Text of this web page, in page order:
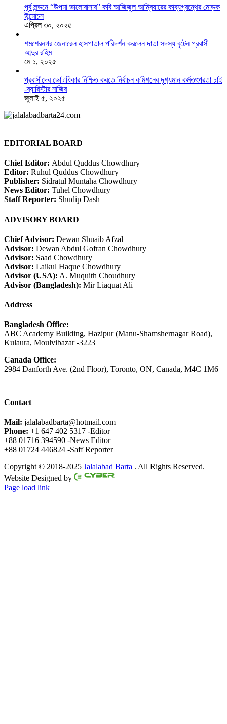
পূর্ব লন্ডনে “উপমা ভালোবাসার” কবি আজিজুল আম্বিয়ারের কাব্যগ্রন্থের মোড়ক
উন্মোচন
এপ্রিল ৩০, ২০২৫
শমশেরনগর জেনারেল হাসপাতাল পরিদর্শন করলেন দাতা সদস্য বৃটেন প্রবাসী
আব্দুর রহিম
মে ১, ২০২৫
প্রবাসীদের ভোটাধিকার নিশ্চিত করতে নির্বাচন কমিশনের দৃশ‍্যমান কর্মতৎপরতা চাই
-ব্যারিস্টার নাজির
জুলাই ৫, ২০২৫
EDITORIAL BOARD
Chief Editor: Abdul Quddus Chowdhury
Editor: Ruhul Quddus Chowdhury
Publisher: Sidratul Muntaha Chowdhury
News Editor: Tuhel Chowdhury
Staff Reporter: Shudip Dash
ADVISORY BOARD
Chief Advisor: Dewan Shuaib Afzal
Advisor: Dewan Abdul Gofran Chowdhury
Advisor: Saad Chowdhury
Advisor: Laikul Haque Chowdhury
Advisor (USA): A. Muquith Choudhury
Advisor (Bangladesh): Mir Liaquat Ali
Address
Bangladesh Office:
ABC Academy Building, Hazipur (Manu-Shamshernagar Road),
Kulaura, Moulvibazar -3223
Canada Office:
2984 Danforth Ave. (2nd Floor), Toronto, ON, Canada, M4C 1M6
Contact
Mail: jalalabadbarta@hotmail.com
Phone: +1 647 402 5317 -Editor
+88 01716 394590 -News Editor
+88 01724 446824 -Saff Reporter
Copyright © 2018-2025 Jalalabad Barta . All Rights Reserved.
Website Designed by
Page load link